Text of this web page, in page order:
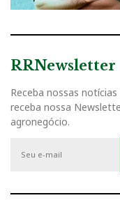
RRNewsletter
Receba nossas
receba nossa
agronegócio.